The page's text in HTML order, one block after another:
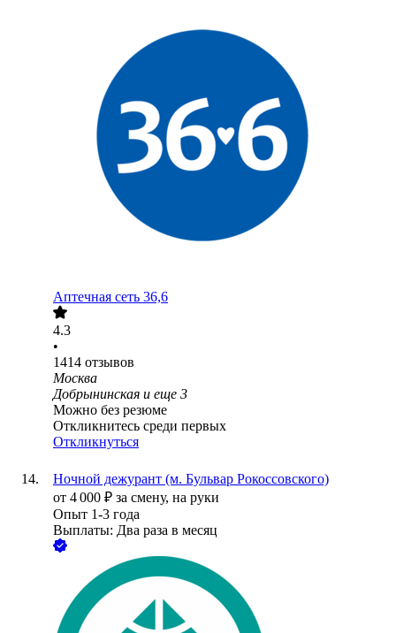
Аптечная сеть 36,6
4.3
•
1414 отзывов
Москва
Добрынинская и еще 3
Можно без резюме
Откликнитесь среди первых
Откликнуться
Ночной дежурант (м. Бульвар Рокоссовского)
от 4 000 ₽ за смену, на руки
Опыт 1-3 года
Выплаты: Два раза в месяц